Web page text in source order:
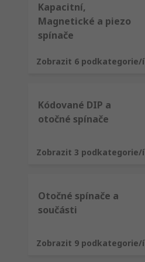
Kapacitní,
Magnetické a piezo
spínače
Zobrazit 6 podkategorie/í
Kódované DIP a
otočné spínače
Zobrazit 3 podkategorie/í
Otočné spínače a
součásti
Zobrazit 9 podkategorie/í